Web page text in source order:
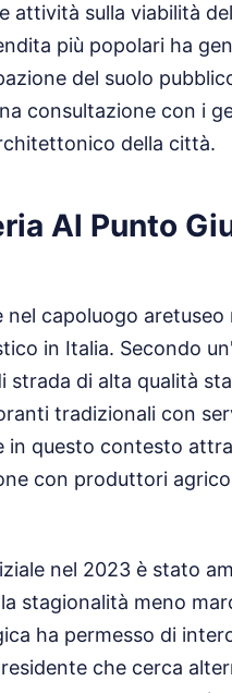
attività sulla viabilità
più popolari ha
del suolo
consultazione con i
della città.
Al Punto
capoluogo
in Italia. Secondo
strada di alta qualità sta
tradizionali con
in questo contesto
con produttori
nel 2023 è stato
stagionalità meno
ha permesso di
che cerca